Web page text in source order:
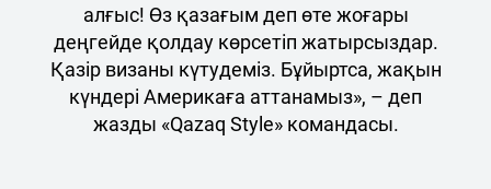
алғыс! Өз қазағым деп өте жоғары
деңгейде қолдау көрсетіп жатырсыздар.
Қазір визаны күтудеміз. Бұйыртса, жақын
күндері Америкаға аттанамыз», – деп
жазды «Qazaq Style» командасы.